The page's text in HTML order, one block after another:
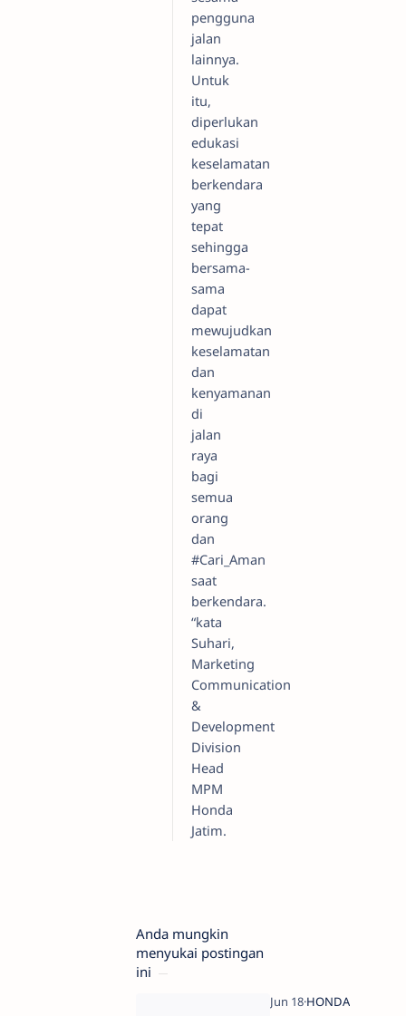
pengguna
jalan
lainnya.
Untuk
itu,
diperlukan
edukasi
keselamatan
berkendara
yang
tepat
sehingga
bersama-
sama
dapat
mewujudkan
keselamatan
dan
kenyamanan
di
jalan
raya
bagi
semua
orang
dan
#Cari_Aman
saat
berkendara.
“kata
Suhari,
Marketing
Communication
&
Development
Division
Head
MPM
Honda
Jatim.
Anda mungkin
menyukai postingan
ini